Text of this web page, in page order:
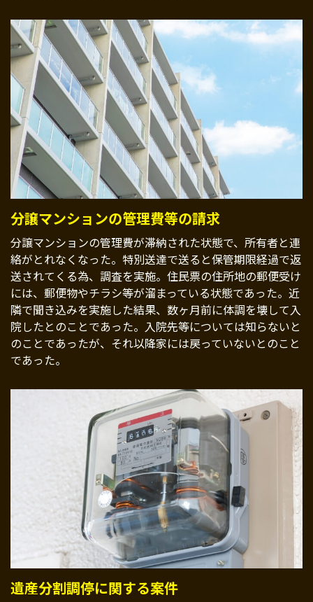
分譲マンションの管理費等の請求
分譲マンションの管理費が滞納された状態で、所有者と連
絡がとれなくなった。特別送達で送ると保管期限経過で返
送されてくる為、調査を実施。住民票の住所地の郵便受け
には、郵便物やチラシ等が溜まっている状態であった。近
隣で聞き込みを実施した結果、数ヶ月前に体調を壊して入
院したとのことであった。入院先等については知らないと
のことであったが、それ以降家には戻っていないとのこと
であった。
遺産分割調停に関する案件